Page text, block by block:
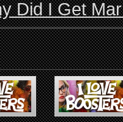
Did I Get